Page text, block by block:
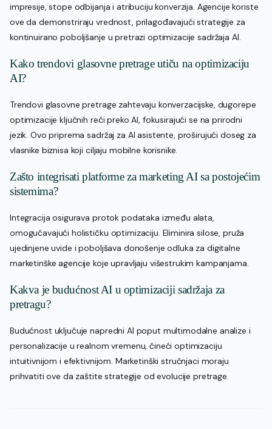
impresije, stope odbijanja i atribuciju konverzija. Agencije koriste
ove da demonstriraju vrednost, prilagođavajući strategije za
kontinuirano poboljšanje u pretrazi optimizacije sadržaja AI.
Kako trendovi glasovne pretrage utiču na optimizaciju
AI?
Trendovi glasovne pretrage zahtevaju konverzacijske, dugorepe
optimizacije ključnih reči preko AI, fokusirajući se na prirodni
jezik. Ovo priprema sadržaj za AI asistente, proširujući doseg za
vlasnike biznisa koji ciljaju mobilne korisnike.
Zašto integrisati platforme za marketing AI sa postojećim
sistemima?
Integracija osigurava protok podataka između alata,
omogućavajući holističku optimizaciju. Eliminira silose, pruža
ujedinjene uvide i poboljšava donošenje odluka za digitalne
marketinške agencije koje upravljaju višestrukim kampanjama.
Kakva je budućnost AI u optimizaciji sadržaja za
pretragu?
Budućnost uključuje napredni AI poput multimodalne analize i
personalizacije u realnom vremenu, čineći optimizaciju
intuitivnijom i efektivnijom. Marketinški stručnjaci moraju
prihvatiti ove da zaštite strategije od evolucije pretrage.